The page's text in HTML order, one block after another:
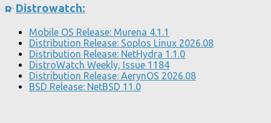
Distrowatch:
Mobile OS Release: Murena 4.1.1
Distribution Release: Soplos Linux 2026.08
Distribution Release: NetHydra 1.1.0
DistroWatch Weekly, Issue 1184
Distribution Release: AerynOS 2026.08
BSD Release: NetBSD 11.0